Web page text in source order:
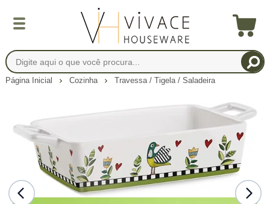
Página Inicial Cozinha Travessa / Tigela / Saladeira